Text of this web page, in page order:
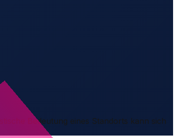
Bedeutung eines Standorts kann sich